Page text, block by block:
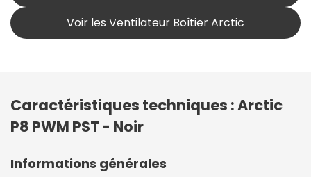
Voir les Ventilateur Boîtier Arctic
Caractéristiques techniques : Arctic
P8 PWM PST - Noir
Informations générales